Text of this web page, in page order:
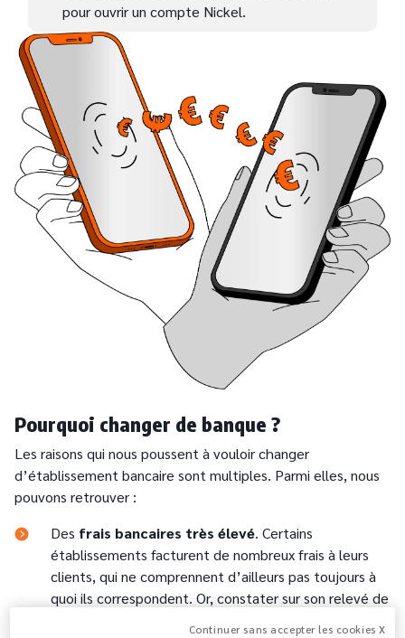
pour ouvrir un compte Nickel.
Pourquoi changer de banque ?
Les raisons qui nous poussent à vouloir changer
d’établissement bancaire sont multiples. Parmi elles, nous
pouvons retrouver :
Des frais bancaires très élevé. Certains
établissements facturent de nombreux frais à leurs
clients, qui ne comprennent d’ailleurs pas toujours à
quoi ils correspondent. Or, constater sur son relevé de
Continuer sans accepter les cookies X